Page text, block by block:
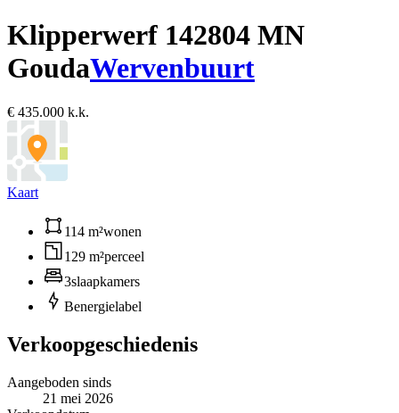
Klipperwerf 142804 MN
GoudaWervenbuurt
€ 435.000 k.k.
Kaart
114 m²wonen
129 m²perceel
3slaapkamers
Benergielabel
Verkoopgeschiedenis
Aangeboden sinds
21 mei 2026